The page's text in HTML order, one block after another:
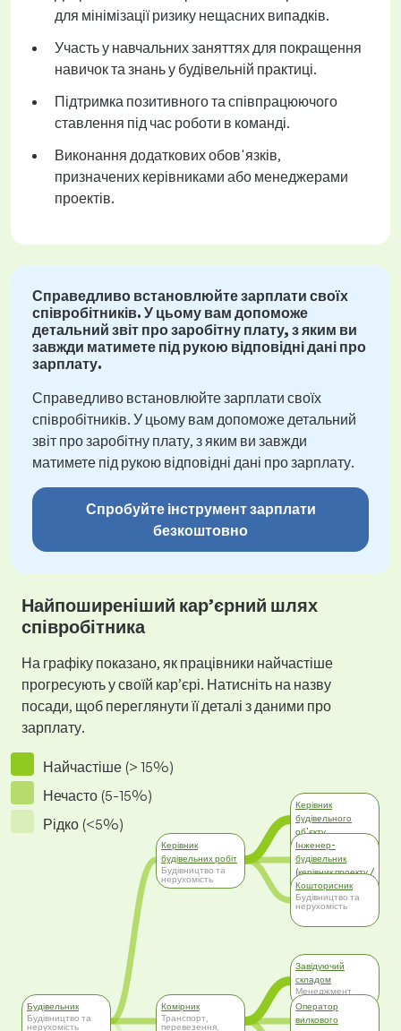
для мінімізації ризику нещасних випадків.
Участь у навчальних заняттях для покращення
навичок та знань у будівельній практиці.
Підтримка позитивного та співпрацюючого
ставлення під час роботи в команді.
Виконання додаткових обов'язків,
призначених керівниками або менеджерами
проектів.
Справедливо встановлюйте зарплати своїх
співробітників. У цьому вам допоможе
детальний звіт про заробітну плату, з яким ви
завжди матимете під рукою відповідні дані про
зарплату.
Справедливо встановлюйте зарплати своїх
співробітників. У цьому вам допоможе детальний
звіт про заробітну плату, з яким ви завжди
матимете під рукою відповідні дані про зарплату.
Спробуйте інструмент зарплати
безкоштовно
Найпоширеніший кар’єрний шлях
співробітника
На графіку показано, як працівники найчастіше
прогресують у своїй кар’єрі. Натисніть на назву
посади, щоб переглянути її деталі з даними про
зарплату.
Найчастіше (> 15%)
Нечасто (5-15%)
Рідко (<5%)
Будівельник
Будівництво та
нерухомість
Керівник
будівельних робіт
Будівництво та
нерухомість
Комірник
Транспорт,
перевезення,
Керівник
будівельного
об'єкту
Будівництво та
нерухомість
Інженер-
будівельник
(керівник проекту /
керівник об'єкта)
Будівництво та
нерухомість
Кошторисник
Будівництво та
нерухомість
Завідуючий
складом
Менеджмент
Оператор
вилкового